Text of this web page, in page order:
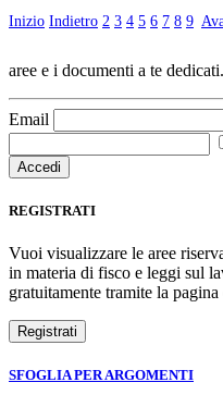
Inizio Indietro 2 3 4 5 6 7 8 9
aree e i documenti a te dedicati.
Email
REGISTRATI
Vuoi visualizzare le aree
in materia di fisco e leggi sul
gratuitamente tramite la
SFOGLIA PER ARGOMENTI